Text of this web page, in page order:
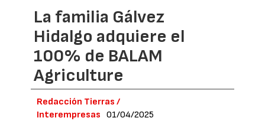
La familia Gálvez
Hidalgo adquiere el
100% de BALAM
Agriculture
Redacción Tierras /
Interempresas
01/04/2025